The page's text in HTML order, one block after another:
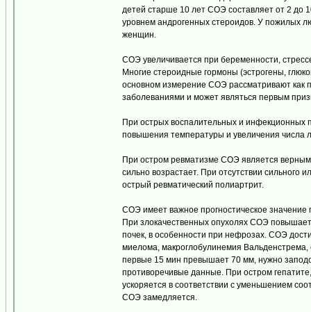
детей старше 10 лет СОЭ составляет от 2
уровнем андрогенных стероидов. У пожилых
женщин.
СОЭ увеличивается при беременности,
Многие стероидные гормоны (эстрогены,
основном измерение СОЭ рассматривают как
заболеваниями и может являться первым
При острых воспалительных и инфекционных
повышения температуры и увеличения числа
При остром ревматизме СОЭ является
сильно возрастает. При отсутствии
острый ревматический полиартрит.
СОЭ имеет важное прогностическое
При злокачественных опухолях СОЭ
почек, в особенности при нефрозах. СОЭ
миелома, макроглобулинемия
первые 15 мин превышает 70 мм, нужно
противоречивые данные. При остром
ускоряется в соответствии с уменьшением
СОЭ замедляется.